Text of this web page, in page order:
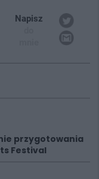
Napisz
przygotowania
Festival